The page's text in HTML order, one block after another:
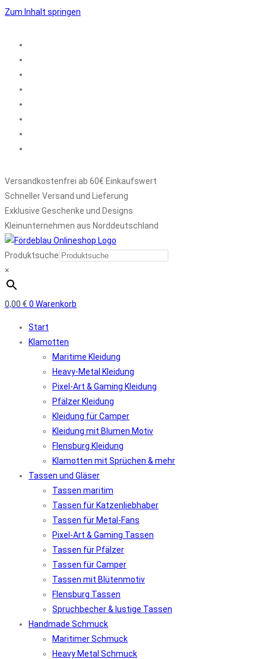
Zum Inhalt springen
Versandkostenfrei ab 60€ Einkaufswert
Schneller Versand und Lieferung
Exklusive Geschenke und Designs
Kleinunternehmen aus Norddeutschland
Produktsuche
×
0,00 € 0 Warenkorb
Start
Klamotten
Maritime Kleidung
Heavy-Metal Kleidung
Pixel-Art & Gaming Kleidung
Pfälzer Kleidung
Kleidung für Camper
Kleidung mit Blumen Motiv
Flensburg Kleidung
Klamotten mit Sprüchen & mehr
Tassen und Gläser
Tassen maritim
Tassen für Katzenliebhaber
Tassen für Metal-Fans
Pixel-Art & Gaming Tassen
Tassen für Pfälzer
Tassen für Camper
Tassen mit Blütenmotiv
Flensburg Tassen
Spruchbecher & lustige Tassen
Handmade Schmuck
Maritimer Schmuck
Heavy Metal Schmuck